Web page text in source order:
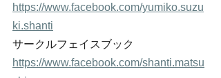
https://www.facebook.com/yumiko.suzu
ki.shanti
サークルフェイスブック
https://www.facebook.com/shanti.matsu